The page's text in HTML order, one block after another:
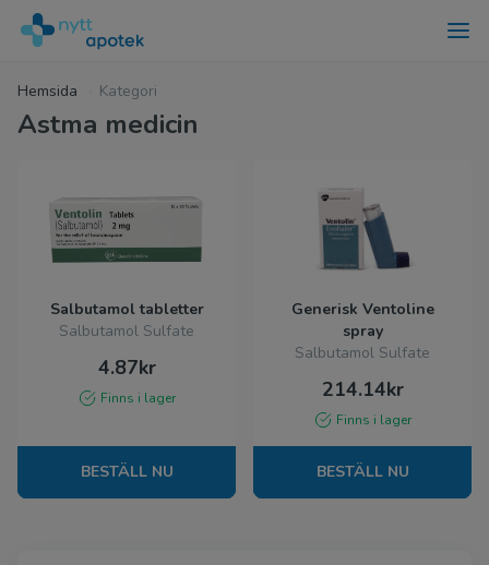
Hemsida Kategori
Astma medicin
Salbutamol tabletter
Salbutamol Sulfate
4.87kr
Finns i lager
BESTÄLL NU
Generisk Ventoline
spray
Salbutamol Sulfate
214.14kr
Finns i lager
BESTÄLL NU